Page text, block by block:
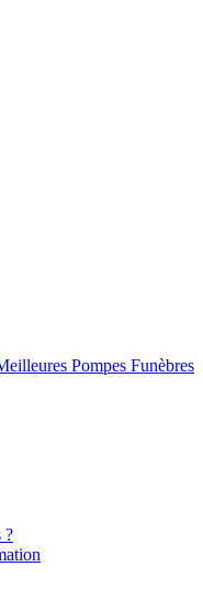
Pompes Funèbres
?